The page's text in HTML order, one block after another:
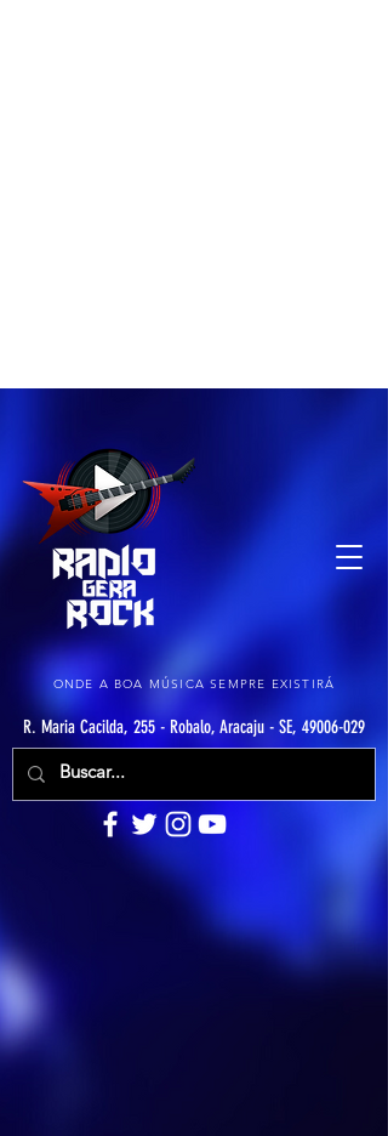
ONDE A BOA MÚSICA SEMPRE EXISTIRÁ
R. Maria Cacilda, 255 - Robalo, Aracaju - SE, 49006-029